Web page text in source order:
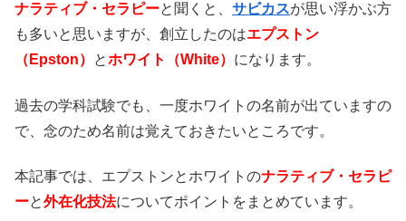
ナラティブ・セラピーと聞くと、 サビカスが思い浮かぶ方
も多いと思いますが、創立したのはエプストン
（Epston）
とホワイト（White） になります。
過去の学科試験でも、一度ホワイトの名前が出ていますの
で、念のため名前は覚えておきたいところです。
本記事では、エプストンとホワイトのナラティブ・セラピ
ーと外在化技法についてポイントをまとめています。